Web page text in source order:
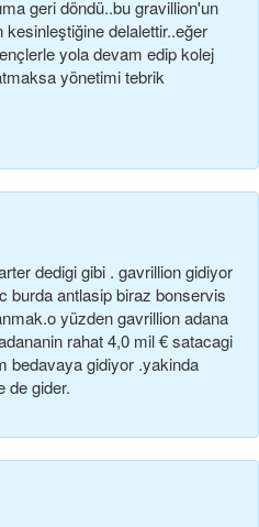
geri döndü..bu gravillion'un
kesinleştiğine delalettir..eğer
yola devam edip kolej
yönetimi tebrik
dedigi gibi . gavrillion gidiyor
burda antlasip biraz bonservis
yüzden gavrillion adana
rahat 4,0 mil € satacagi
bedavaya gidiyor .yakinda
de gider.